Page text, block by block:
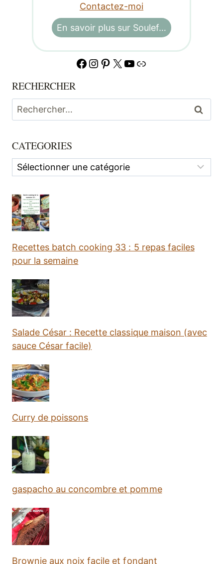
Contactez-moi
En savoir plus sur Soulef…
Facebook
Instagram
Pinterest
X YouTube
Lien
RECHERCHER
Rechercher :
CATEGORIES
Categories
Recettes batch cooking 33 : 5 repas faciles
pour la semaine
Salade César : Recette classique maison (avec
sauce César facile)
Curry de poissons
gaspacho au concombre et pomme
Brownie aux noix facile et fondant